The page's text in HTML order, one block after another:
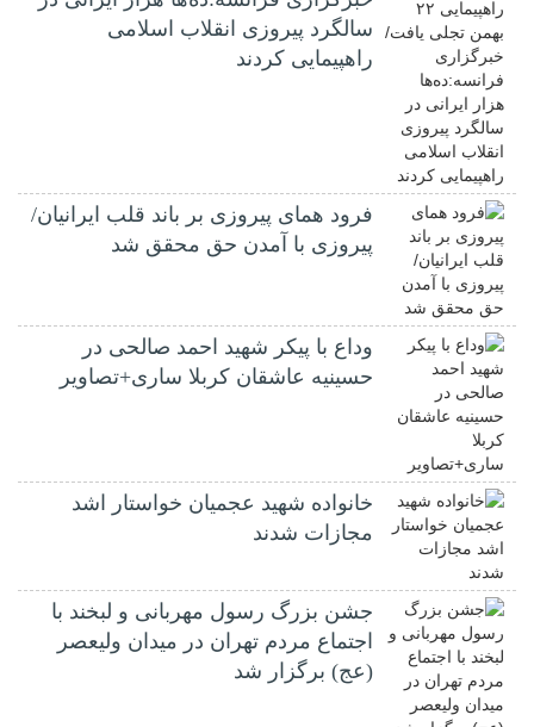
سالگرد پیروزی انقلاب اسلامی
راهپیمایی کردند
فرود همای پیروزی بر باند قلب ایرانیان/
پیروزی با آمدن حق محقق شد
وداع با پیکر شهید احمد صالحی‌ در
حسینیه عاشقان کربلا ساری+تصاویر
خانواده شهید عجمیان خواستار اشد
مجازات شدند
جشن بزرگ رسول مهربانی و لبخند با
اجتماع مردم تهران در میدان ولیعصر
(عج) برگزار شد